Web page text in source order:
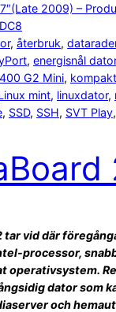
2009) –
, återbruk,
, energisnål dator
G2 Mini,
mint, linuxdator,
, SSD, SSH, SVT Play,
tar vid där
processor,
operativsystem.
dator som
och